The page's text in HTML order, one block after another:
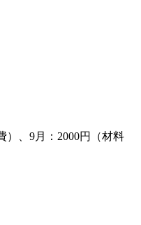
）、9月：2000円（材料